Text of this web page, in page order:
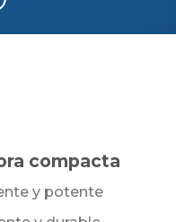
compacta
y potente